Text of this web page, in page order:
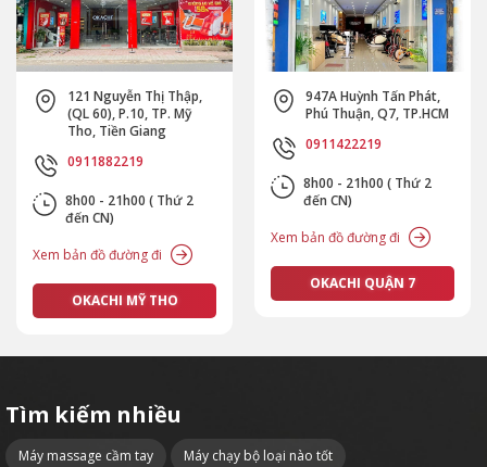
121 Nguyễn Thị Thập,
(QL 60), P.10, TP. Mỹ
Tho, Tiền Giang
0911882219
8h00 - 21h00 ( Thứ 2
đến CN)
Xem bản đồ đường đi
OKACHI MỸ THO
947A Huỳnh Tấn Phát,
Phú Thuận, Q7, TP.HCM
0911422219
8h00 - 21h00 ( Thứ 2
đến CN)
Xem bản đồ đường đi
OKACHI QUẬN 7
Tìm kiếm nhiều
Máy massage cầm tay Máy chạy bộ loại nào tốt